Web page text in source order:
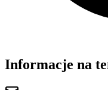
Informacje na